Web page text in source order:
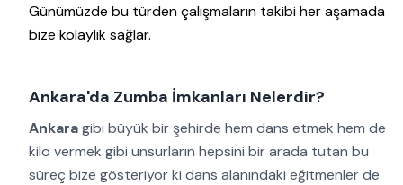
Günümüzde bu türden çalışmaların takibi her aşamada
bize kolaylık sağlar.
Ankara'da Zumba İmkanları Nelerdir?
Ankaragibi büyük bir şehirde hem dans etmek hem de
kilo vermek gibi unsurların hepsini bir arada tutan bu
süreç bize gösteriyor ki dans alanındaki eğitmenler de